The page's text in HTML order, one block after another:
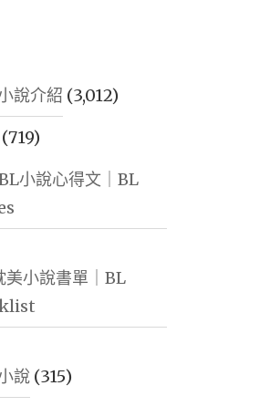
說介紹 (3,012)
小說心得文｜BL
美小說書單｜BL
說(315)